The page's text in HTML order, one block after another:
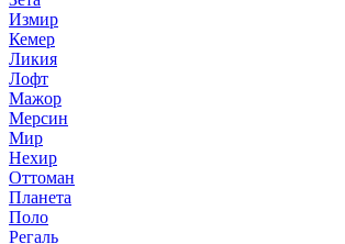
Измир
Кемер
Ликия
Лофт
Мажор
Мерсин
Мир
Нехир
Оттоман
Планета
Поло
Регаль